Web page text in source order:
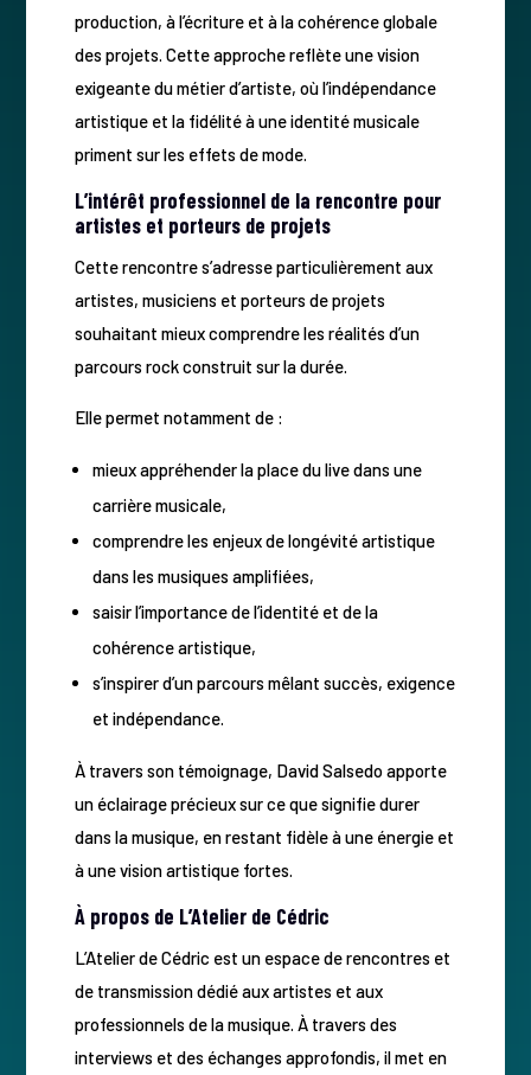
production, à l’écriture et à la cohérence globale
des projets. Cette approche reflète une vision
exigeante du métier d’artiste, où l’indépendance
artistique et la fidélité à une identité musicale
priment sur les effets de mode.
L’intérêt professionnel de la rencontre pour
artistes et porteurs de projets
Cette rencontre s’adresse particulièrement aux
artistes, musiciens et porteurs de projets
souhaitant mieux comprendre les réalités d’un
parcours rock construit sur la durée.
Elle permet notamment de :
mieux appréhender la place du live dans une
carrière musicale,
comprendre les enjeux de longévité artistique
dans les musiques amplifiées,
saisir l’importance de l’identité et de la
cohérence artistique,
s’inspirer d’un parcours mêlant succès, exigence
et indépendance.
À travers son témoignage, David Salsedo apporte
un éclairage précieux sur ce que signifie durer
dans la musique, en restant fidèle à une énergie et
à une vision artistique fortes.
À propos de L’Atelier de Cédric
L’Atelier de Cédric est un espace de rencontres et
de transmission dédié aux artistes et aux
professionnels de la musique. À travers des
interviews et des échanges approfondis, il met en